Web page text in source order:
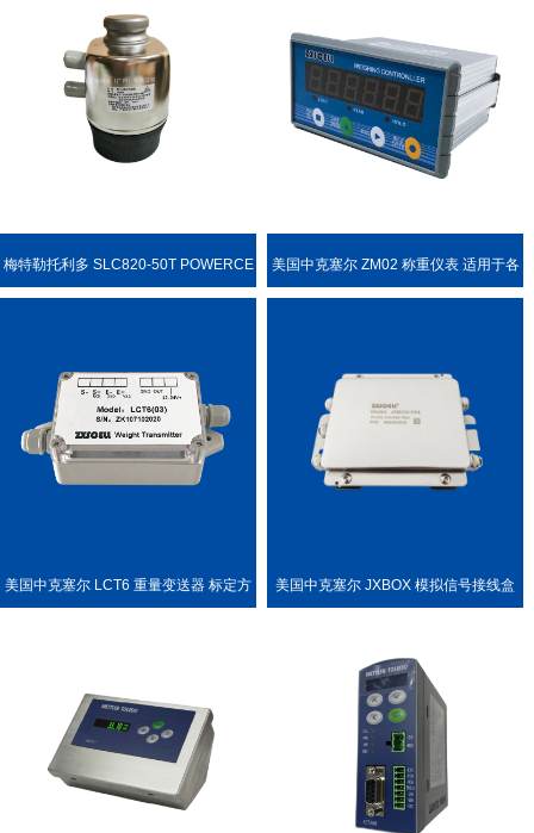
梅特勒托利多 SLC820-50T POWERCE 美国中克塞尔 ZM02 称重仪表 适用于各
美国中克塞尔 LCT6 重量变送器 标定方 美国中克塞尔 JXBOX 模拟信号接线盒